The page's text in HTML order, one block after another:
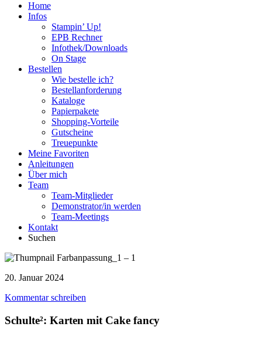
Home
Infos
Stampin’ Up!
EPB Rechner
Infothek/Downloads
On Stage
Bestellen
Wie bestelle ich?
Bestellanforderung
Kataloge
Papierpakete
Shopping-Vorteile
Gutscheine
Treuepunkte
Meine Favoriten
Anleitungen
Über mich
Team
Team-Mitglieder
Demonstrator/in werden
Team-Meetings
Kontakt
Suchen
20. Januar 2024
Kommentar schreiben
Schulte²: Karten mit Cake fancy